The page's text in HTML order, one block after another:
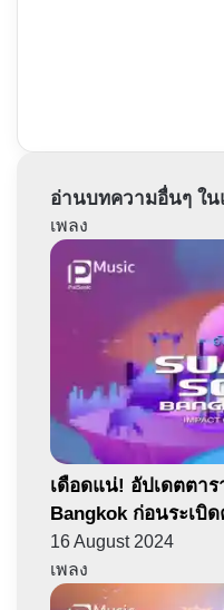
อ่านบทความอื่นๆ ใ
เพลง
เดือดแน่! อัปเดตตาร
Bangkok ก่อนระเบิ
16 August 2024
เพลง